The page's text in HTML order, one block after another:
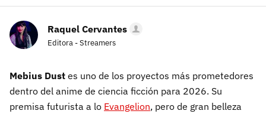
Raquel Cervantes
Editora - Streamers
Mebius Dust es uno de los proyectos más prometedores
dentro del anime de ciencia ficción para 2026. Su
premisa futurista a lo Evangelion, pero de gran belleza